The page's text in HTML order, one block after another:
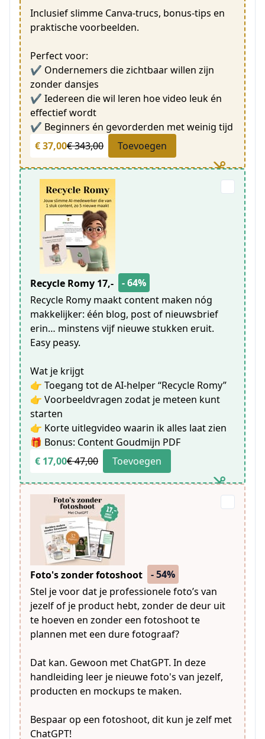
Inclusief slimme Canva-trucs, bonus-tips en
praktische voorbeelden.
Perfect voor:
✔ Ondernemers die zichtbaar willen zijn
zonder dansjes
✔ Iedereen die wil leren hoe video leuk én
effectief wordt
✔ Beginners én gevorderden met weinig tijd
€ 37,00€ 343,00 Toevoegen
Recycle Romy 17,-
- 64%
Recycle Romy maakt content maken nóg
makkelijker: één blog, post of nieuwsbrief
erin… minstens vijf nieuwe stukken eruit.
Easy peasy.
Wat je krijgt
👉 Toegang tot de AI-helper “Recycle Romy”
👉 Voorbeeldvragen zodat je meteen kunt
starten
👉 Korte uitlegvideo waarin ik alles laat zien
🎁 Bonus: Content Goudmijn PDF
€ 17,00€ 47,00 Toevoegen
Foto's zonder fotoshoot
- 54%
Stel je voor dat je professionele foto’s van
jezelf of je product hebt, zonder de deur uit
te hoeven en zonder een fotoshoot te
plannen met een dure fotograaf?
Dat kan. Gewoon met ChatGPT. In deze
handleiding leer je nieuwe foto's van jezelf,
producten en mockups te maken.
Bespaar op een fotoshoot, dit kun je zelf met
ChatGPT!